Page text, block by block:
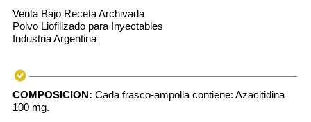
Venta Bajo Receta Archivada
Polvo Liofilizado para Inyectables
Industria Argentina
COMPOSICION: Cada frasco-ampolla contiene: Azacitidina
100 mg.